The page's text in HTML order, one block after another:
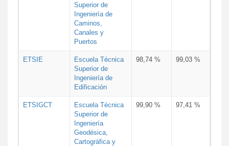
Superior de
Ingeniería de
Caminos,
Canales y
Puertos
ETSIE
Escuela Técnica
Superior de
Ingeniería de
Edificación
98,74 % 99,03 %
ETSIGCT
Escuela Técnica
Superior de
Ingeniería
Geodésica,
Cartográfica y
99,90 % 97,41 %